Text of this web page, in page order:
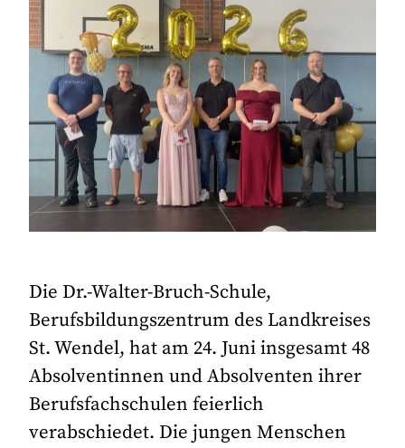
Die Dr.-Walter-Bruch-Schule,
Berufsbildungszentrum des Landkreises
St. Wendel, hat am 24. Juni insgesamt 48
Absolventinnen und Absolventen ihrer
Berufsfachschulen feierlich
verabschiedet. Die jungen Menschen